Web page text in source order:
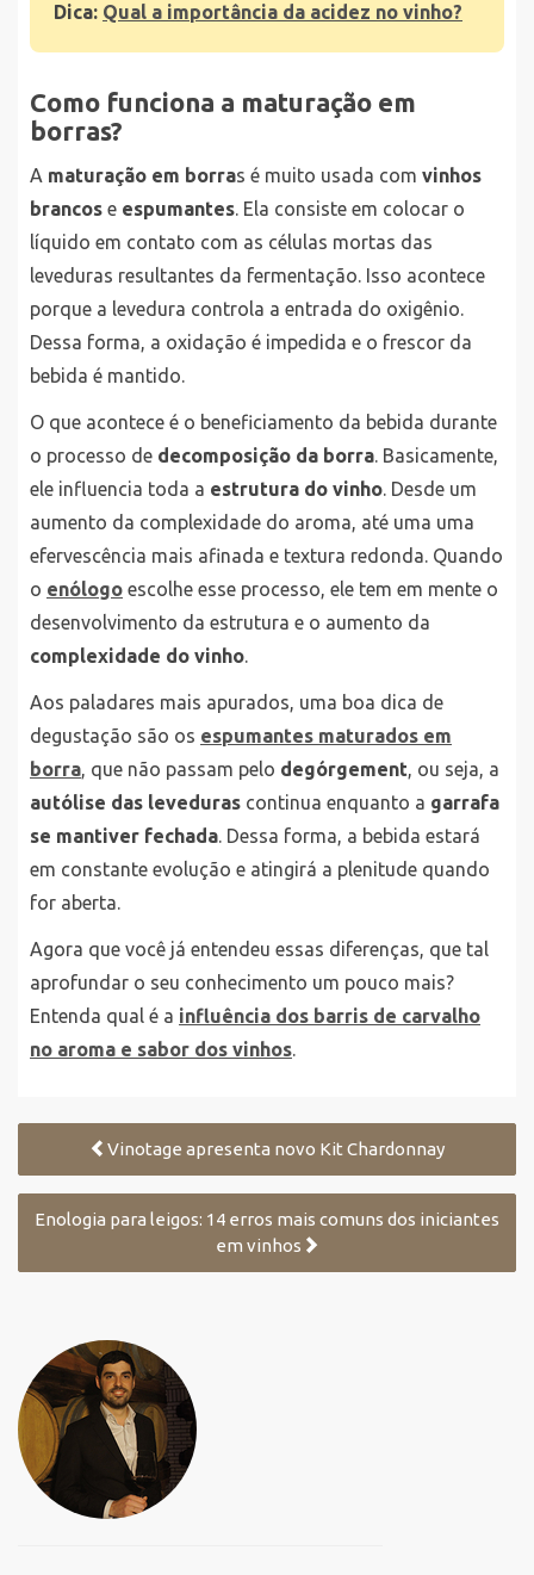
Dica: Qual a importância da acidez no vinho?
Como funciona a maturação em
borras?
A maturação em borras é muito usada com vinhos
brancos e espumantes. Ela consiste em colocar o
líquido em contato com as células mortas das
leveduras resultantes da fermentação. Isso acontece
porque a levedura controla a entrada do oxigênio.
Dessa forma, a oxidação é impedida e o frescor da
bebida é mantido.
O que acontece é o beneficiamento da bebida durante
o processo de decomposição da borra. Basicamente,
ele influencia toda a estrutura do vinho. Desde um
aumento da complexidade do aroma, até uma uma
efervescência mais afinada e textura redonda. Quando
o enólogo escolhe esse processo, ele tem em mente o
desenvolvimento da estrutura e o aumento da
complexidade do vinho.
Aos paladares mais apurados, uma boa dica de
degustação são os espumantes maturados em
borra, que não passam pelo degórgement, ou seja, a
autólise das leveduras continua enquanto a garrafa
se mantiver fechada. Dessa forma, a bebida estará
em constante evolução e atingirá a plenitude quando
for aberta.
Agora que você já entendeu essas diferenças, que tal
aprofundar o seu conhecimento um pouco mais?
Entenda qual é a influência dos barris de carvalho
no aroma e sabor dos vinhos.
Vinotage apresenta novo Kit Chardonnay
Enologia para leigos: 14 erros mais comuns dos iniciantes
em vinhos